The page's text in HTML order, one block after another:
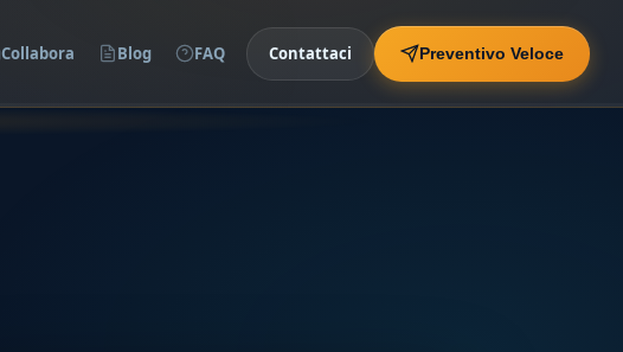
Collabora Blog FAQ Contattaci Preventivo Veloce